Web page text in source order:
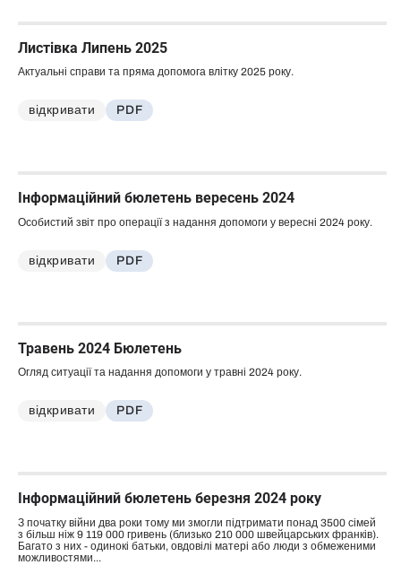
Листівка Липень 2025
Актуальні справи та пряма допомога влітку 2025 року.
відкривати PDF
Інформаційний бюлетень вересень 2024
Особистий звіт про операції з надання допомоги у вересні 2024 року.
відкривати PDF
Травень 2024 Бюлетень
Огляд ситуації та надання допомоги у травні 2024 року.
відкривати PDF
Інформаційний бюлетень березня 2024 року
З початку війни два роки тому ми змогли підтримати понад 3500 сімей
з більш ніж 9 119 000 гривень (близько 210 000 швейцарських франків).
Багато з них - одинокі батьки, овдовілі матері або люди з обмеженими
можливостями...